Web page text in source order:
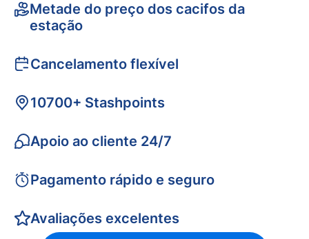
Metade do preço dos cacifos da
estação
Cancelamento flexível
10700+ Stashpoints
Apoio ao cliente 24/7
Pagamento rápido e seguro
Avaliações excelentes